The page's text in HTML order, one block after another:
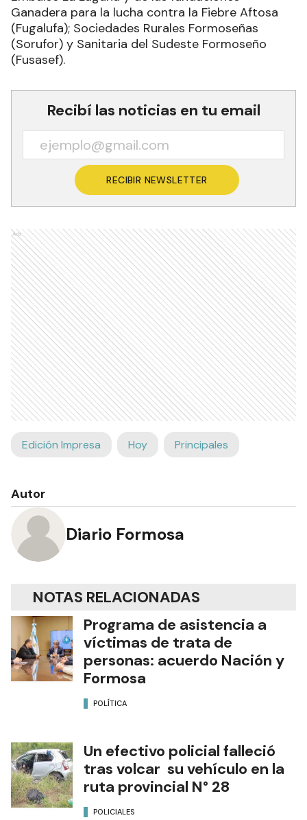
Ganadera para la lucha contra la Fiebre Aftosa
(Fugalufa); Sociedades Rurales Formoseñas
(Sorufor) y Sanitaria del Sudeste Formoseño
(Fusasef).
Recibí las noticias en tu email
RECIBIR NEWSLETTER
Ads
Edición Impresa Hoy Principales
Autor
Diario Formosa
NOTAS RELACIONADAS
Programa de asistencia a
víctimas de trata de
personas: acuerdo Nación y
Formosa
POLÍTICA
Un efectivo policial falleció
tras volcar su vehículo en la
ruta provincial N° 28
POLICIALES